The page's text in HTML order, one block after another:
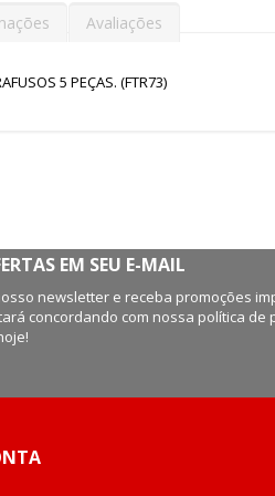
5 PEÇAS. (FTR73)
Avaliações
EM SEU E-MAIL
newsletter e receba promoções
concordando com nossa política de